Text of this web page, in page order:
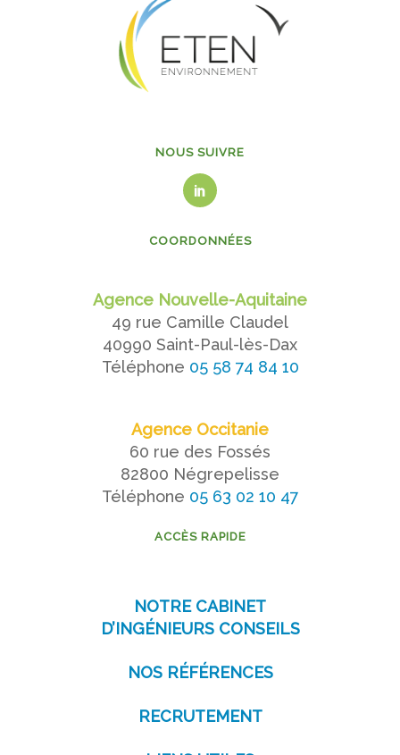
NOUS SUIVRE
COORDONNÉES
Agence Nouvelle-Aquitaine
49 rue Camille Claudel
40990 Saint-Paul-lès-Dax
Téléphone 05 58 74 84 10
Agence Occitanie
60 rue des Fossés
82800 Négrepelisse
Téléphone 05 63 02 10 47
ACCÈS RAPIDE
NOTRE CABINET
D’INGÉNIEURS CONSEILS
NOS RÉFÉRENCES
RECRUTEMENT